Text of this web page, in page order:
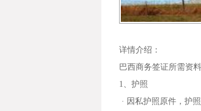
详情介绍：
巴西商务签证所需资料
1、护照
· 因私护照原件，护